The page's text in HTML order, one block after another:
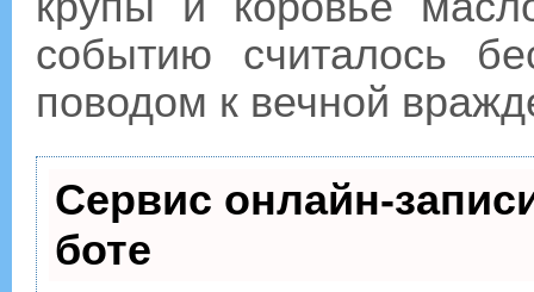
событию считалось
поводом к вечной
Сервис онлайн-
боте